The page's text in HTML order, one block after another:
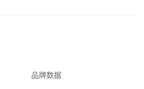
品牌数据